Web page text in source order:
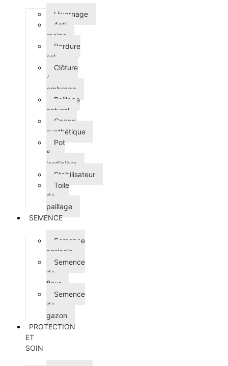
Hivernage
Anti-
racine
Bordure
sol
Clôture
/
ombrage
Paillage
naturel
Gazon
synthétique
Pot
&
jardinière
Stabilisateur
Toile
de
paillage
SEMENCE
Semence
agricole
Semence
de
fleur
Semence
de
gazon
PROTECTION
ET
SOIN